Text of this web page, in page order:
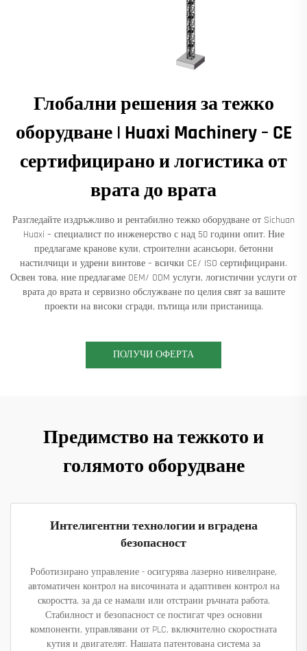
Глобални решения за тежко
оборудване | Huaxi Machinery – CE
сертифицирано и логистика от
врата до врата
Разгледайте издръжливо и рентабилно тежко оборудване от Sichuan
Huaxi – специалист по инженерство с над 50 години опит. Ние
предлагаме кранове кули, строителни асансьори, бетонни
настилчици и удрени винтове – всички CE/ ISO сертифицирани.
Освен това, ние предлагаме OEM/ ODM услуги, логистични услуги от
врата до врата и сервизно обслужване по целия свят за вашите
проекти на високи сгради, пътища или пристанища.
ПОЛУЧИ ОФЕРТА
Предимство на тежкото и
голямото оборудване
Интелигентни технологии и вградена
безопасност
Роботизирано управление - осигурява лазерно нивелиране,
автоматичен контрол на височината и адаптивен контрол на
скоростта, за да се намали или отстрани ръчната работа.
Стабилност и безопасност се постигат чрез основни
компоненти, управлявани от PLC, включително скоростната
кутия и двигателят. Нашата патентована система за